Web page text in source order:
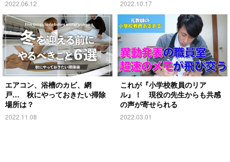
2022.06.12 2022.10.17
エアコン、浴槽のカビ、網
戸… 秋にやっておきたい掃除
場所は？
2022.11.08
これが『小学校教員のリア
ル』！ 現役の先生からも共感
の声が寄せられる
2022.03.01